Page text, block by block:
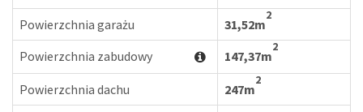
Powierzchnia garażu 31,52m
2
Powierzchnia zabudowy 147,37m
2
Powierzchnia dachu 247m
2